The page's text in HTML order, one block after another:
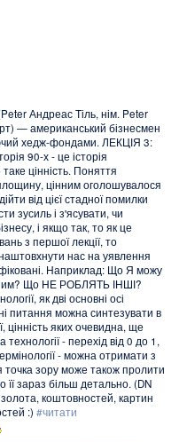
Андреас Тіль, нім. Peter
— американський бізнесмен
хедж-фондами. ЛЕКЦІЯ 3:
90-х - це історія
цінність. Поняття
цінним оголошувалося
від цієї стадної помилки
зусиль і з'ясувати, чи
і якщо так, то як це
з першої лекції, то
нас на уявлення
Наприклад: Що Я можу
Що НЕ РОБЛЯТЬ ІНШІ?
як дві основні осі
питання можна синтезувати в
цінність яких очевидна, ще
- перехід від 0 до 1,
- можна отримати з
точка зору може також пролити
її зараз більш детально. (DN
коштовностей, картин
:) #читати